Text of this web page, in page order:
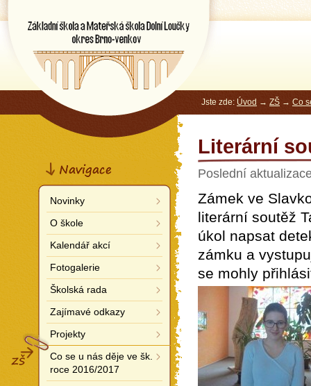
Dolní Loučky
okres Brno-venkov
Jste zde: Úvod → ZŠ → Co
Literární
Poslední
Zámek ve
literární soutěž
úkol napsat
zámku a
se mohly
Navigace
Novinky
O škole
Kalendář akcí
Fotogalerie
Školská rada
Zajímavé odkazy
Projekty
Co se u nás děje ve šk.
roce 2016/2017